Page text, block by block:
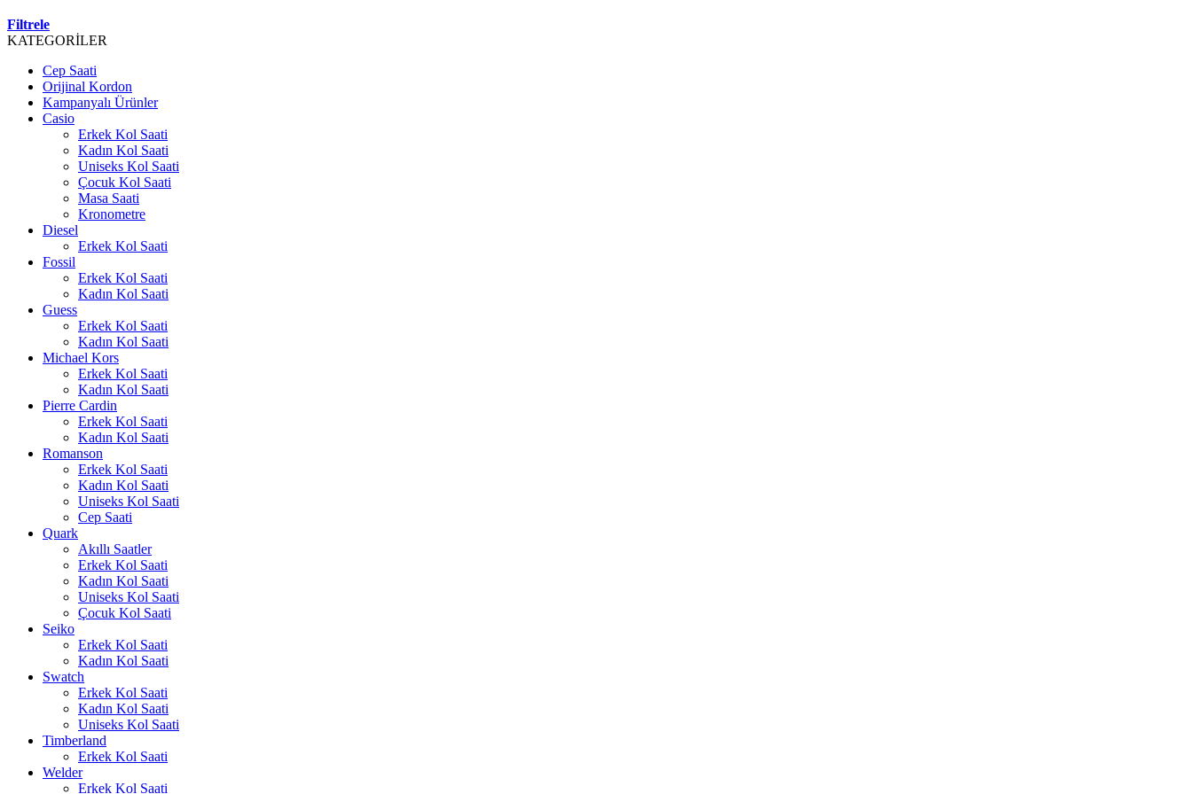
Filtrele
KATEGORİLER
Cep Saati
Orijinal Kordon
Kampanyalı Ürünler
Casio
Erkek Kol Saati
Kadın Kol Saati
Uniseks Kol Saati
Çocuk Kol Saati
Masa Saati
Kronometre
Diesel
Erkek Kol Saati
Fossil
Erkek Kol Saati
Kadın Kol Saati
Guess
Erkek Kol Saati
Kadın Kol Saati
Michael Kors
Erkek Kol Saati
Kadın Kol Saati
Pierre Cardin
Erkek Kol Saati
Kadın Kol Saati
Romanson
Erkek Kol Saati
Kadın Kol Saati
Uniseks Kol Saati
Cep Saati
Quark
Akıllı Saatler
Erkek Kol Saati
Kadın Kol Saati
Uniseks Kol Saati
Çocuk Kol Saati
Seiko
Erkek Kol Saati
Kadın Kol Saati
Swatch
Erkek Kol Saati
Kadın Kol Saati
Uniseks Kol Saati
Timberland
Erkek Kol Saati
Welder
Erkek Kol Saati